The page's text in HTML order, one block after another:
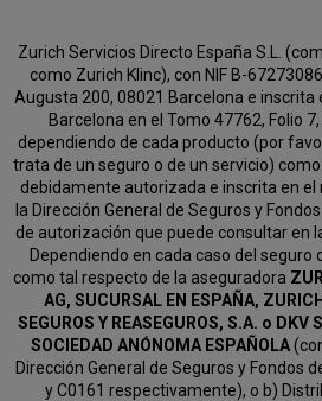
Zurich Servicios Directo España S.L.
como Zurich Klinc), con NIF B-
Augusta 200, 08021 Barcelona e inscrita
Barcelona en el Tomo 47762, Folio
dependiendo de cada producto (por
trata de un seguro o de un servicio) como:
debidamente autorizada e inscrita en
la Dirección General de Seguros y
de autorización que puede consultar en
Dependiendo en cada caso del
como tal respecto de la aseguradora
AG, SUCURSAL EN ESPAÑA,
SEGUROS Y REASEGUROS, S.A. o DKV
SOCIEDAD ANÓNOMA ESPAÑOLA
Dirección General de Seguros y Fondos
y C0161 respectivamente), o b)